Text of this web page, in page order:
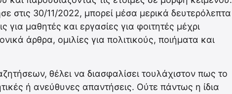
στις 30/11/2022, μπορεί μέσα μερικά δευτερόλεπτα
για μαθητές και εργασίες για φοιτητές μέχρι
άρθρα, ομιλίες για πολιτικούς, ποιήματα και
θέλει να διασφαλίσει τουλάχιστον πως το
ή ανεύθυνες απαντήσεις. Ούτε πάντως η ίδια